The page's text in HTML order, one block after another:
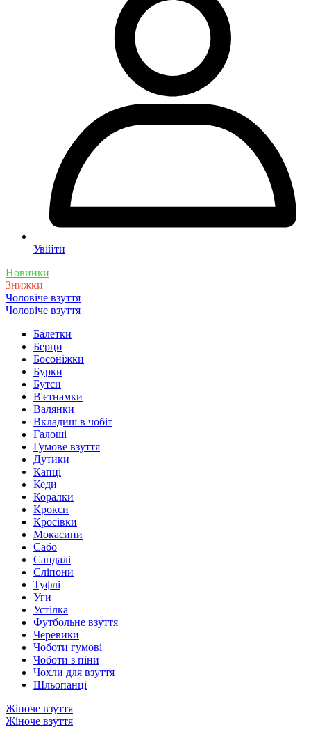
Увійти
Новинки
Знижки
Чоловіче взуття
Чоловіче взуття
Балетки
Берци
Босоніжки
Бурки
Бутси
В'єтнамки
Валянки
Вкладиш в чобіт
Галоші
Гумове взуття
Дутики
Капці
Кеди
Коралки
Крокси
Кросівки
Мокасини
Сабо
Сандалі
Сліпони
Туфлі
Уги
Устілка
Футбольне взуття
Черевики
Чоботи гумові
Чоботи з піни
Чохли для взуття
Шльопанці
Жіноче взуття
Жіноче взуття